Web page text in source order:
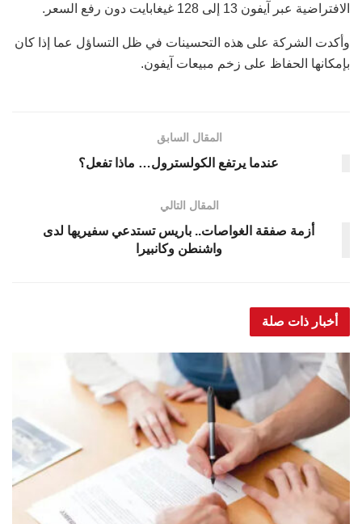
الافتراضية عبر آيفون 13 إلى 128 غيغابايت دون رفع السعر.
وأكدت الشركة على هذه التحسينات في ظل التساؤل عما إذا كان
بإمكانها الحفاظ على زخم مبيعات آيفون.
المقال السابق
عندما يرتفع الكولسترول… ماذا تفعل؟
المقال التالي
أزمة صفقة الغواصات.. باريس تستدعي سفيريها لدى
واشنطن وكانبيرا
أخبار ذات صلة